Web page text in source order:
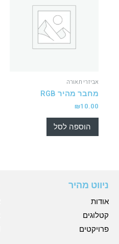
אביזרי תאורה
מחבר מהיר RGB
₪10.00
הוספה לסל
ניווט מהיר
אודות
קטלוגים
פרויקטים